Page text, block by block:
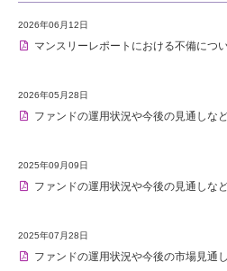
2026年06月12日
マンスリーレポートにおける不備につ
2026年05月28日
ファンドの運用状況や今後の見通しな
2025年09月09日
ファンドの運用状況や今後の見通しな
2025年07月28日
ファンドの運用状況や今後の市場見通